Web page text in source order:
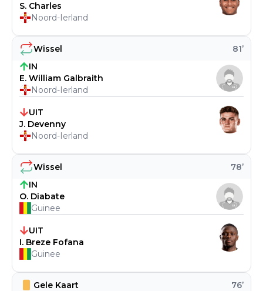
Gele Kaart 76’
Wissel 78’
IN
O. Diabate
Guinee
UIT
I. Breze Fofana
Guinee
Wissel 81’
IN
E. William Galbraith
Noord-Ierland
UIT
J. Devenny
Noord-Ierland
S. Charles
Noord-Ierland